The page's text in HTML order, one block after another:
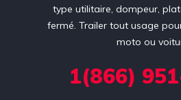
type utilitaire, dompeur,
fermé. Trailer tout usage
moto ou
1(866)